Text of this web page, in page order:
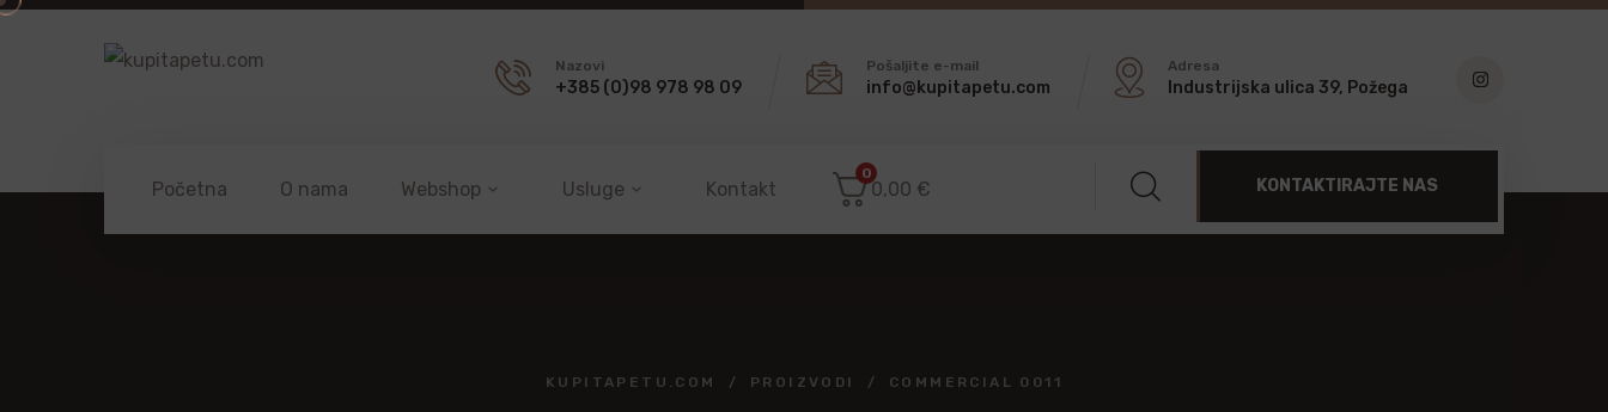
Nazovi
+385 (0)98 978 98 09
Pošaljite e-mail
info@kupitapetu.com
Adresa
Industrijska ulica 39, Požega
Početna O nama Webshop Usluge Kontakt
0
0,00 € KONTAKTIRAJTE NAS
KUPITAPETU.COM PROIZVODI COMMERCIAL 0011